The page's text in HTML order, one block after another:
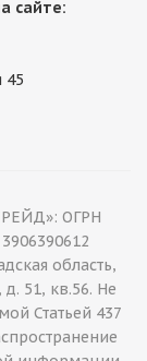
сайте:
45
ОГРН
область,
51, кв.56. Не
Статьей 437